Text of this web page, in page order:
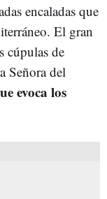
encaladas que
El gran
cúpulas de
Señora del
evoca los